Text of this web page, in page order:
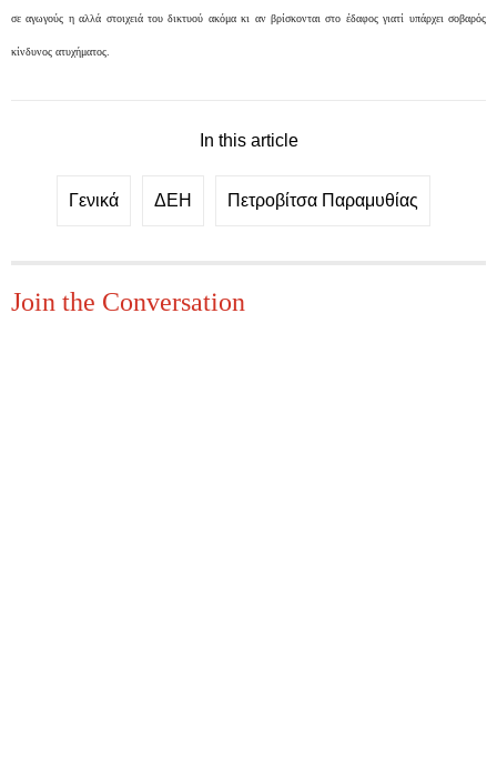
σε αγωγούς η αλλά στοιχειά του δικτυού ακόμα κι αν βρίσκονται στο έδαφος γιατί υπάρχει σοβαρός
κίνδυνος ατυχήματος.
In this article
Γενικά ΔΕΗ Πετροβίτσα Παραμυθίας
Join the Conversation